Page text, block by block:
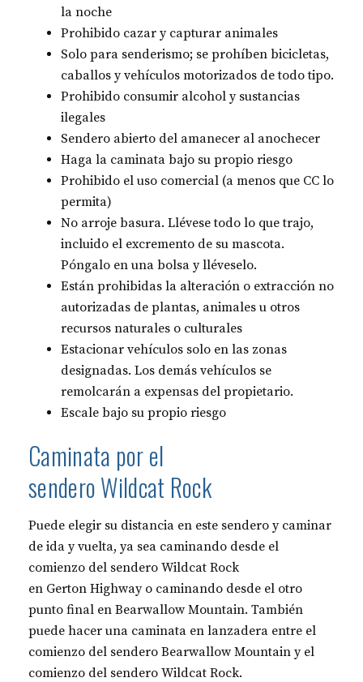
la noche
Prohibido cazar y capturar animales
Solo para senderismo; se prohíben bicicletas,
caballos y vehículos motorizados de todo tipo.
Prohibido consumir alcohol y sustancias
ilegales
Sendero abierto del amanecer al anochecer
Haga la caminata bajo su propio riesgo
Prohibido el uso comercial (a menos que CC lo
permita)
No arroje basura. Llévese todo lo que trajo,
incluido el excremento de su mascota.
Póngalo en una bolsa y lléveselo.
Están prohibidas la alteración o extracción no
autorizadas de plantas, animales u otros
recursos naturales o culturales
Estacionar vehículos solo en las zonas
designadas. Los demás vehículos se
remolcarán a expensas del propietario.
Escale bajo su propio riesgo
Caminata por el
sendero Wildcat Rock
Puede elegir su distancia en este sendero y caminar
de ida y vuelta, ya sea caminando desde el
comienzo del sendero Wildcat Rock
en Gerton Highway o caminando desde el otro
punto final en Bearwallow Mountain. También
puede hacer una caminata en lanzadera entre el
comienzo del sendero Bearwallow Mountain y el
comienzo del sendero Wildcat Rock.